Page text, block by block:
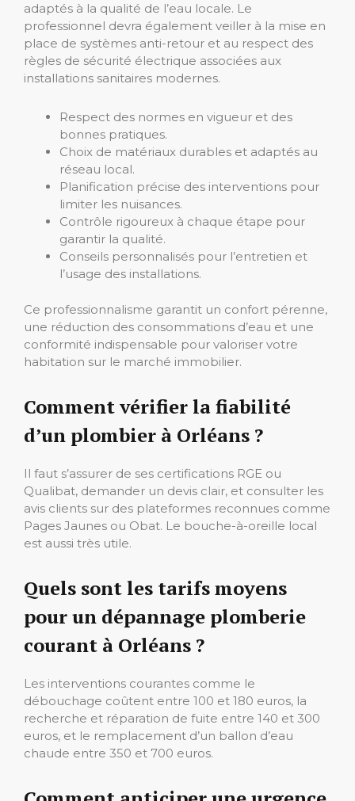
adaptés à la qualité de l’eau locale. Le
professionnel devra également veiller à la mise en
place de systèmes anti-retour et au respect des
règles de sécurité électrique associées aux
installations sanitaires modernes.
Respect des normes en vigueur et des
bonnes pratiques.
Choix de matériaux durables et adaptés au
réseau local.
Planification précise des interventions pour
limiter les nuisances.
Contrôle rigoureux à chaque étape pour
garantir la qualité.
Conseils personnalisés pour l’entretien et
l’usage des installations.
Ce professionnalisme garantit un confort pérenne,
une réduction des consommations d’eau et une
conformité indispensable pour valoriser votre
habitation sur le marché immobilier.
Comment vérifier la fiabilité
d’un plombier à Orléans ?
Il faut s’assurer de ses certifications RGE ou
Qualibat, demander un devis clair, et consulter les
avis clients sur des plateformes reconnues comme
Pages Jaunes ou Obat. Le bouche-à-oreille local
est aussi très utile.
Quels sont les tarifs moyens
pour un dépannage plomberie
courant à Orléans ?
Les interventions courantes comme le
débouchage coûtent entre 100 et 180 euros, la
recherche et réparation de fuite entre 140 et 300
euros, et le remplacement d’un ballon d’eau
chaude entre 350 et 700 euros.